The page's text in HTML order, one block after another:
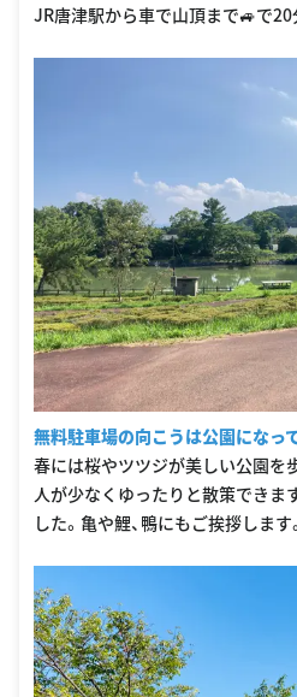
JR唐津駅から車で山頂まで🚙で20
無料駐車場の向こうは公園になっ
春には桜やツツジが美しい公園を
人が少なくゆったりと散策できま
した。亀や鯉、鴨にもご挨拶します。